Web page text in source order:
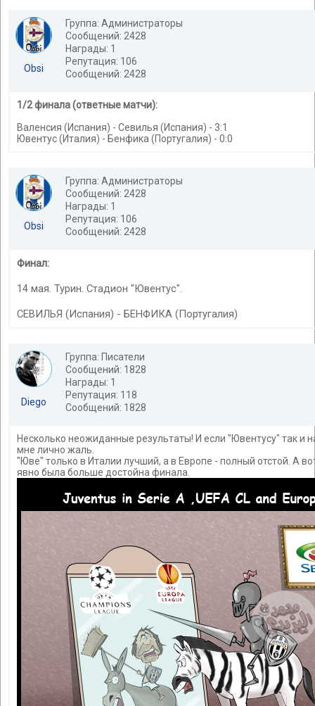
Obsi
Группа: Администраторы
Сообщений: 2428
Награды: 1
Репутация: 106
Сообщений: 2428
1/2 финала (ответные матчи):
Валенсия (Испания) - Севилья (Испания) - 3:1
Ювентус (Италия) - Бенфика (Португалия) - 0:0
Obsi
Группа: Администраторы
Сообщений: 2428
Награды: 1
Репутация: 106
Сообщений: 2428
Финал:
14 мая. Турин. Стадион "Ювентус".
СЕВИЛЬЯ (Испания) - БЕНФИКА (Португалия)
Diego
Группа: Писатели
Сообщений: 1828
Награды: 1
Репутация: 118
Сообщений: 1828
Несколько неожиданные результаты! И если "Ювентусу" так и
мне лично жаль.
"Юве" только в Италии лучший, а в Европе - полный отстой. А
явно была больше достойна финала.